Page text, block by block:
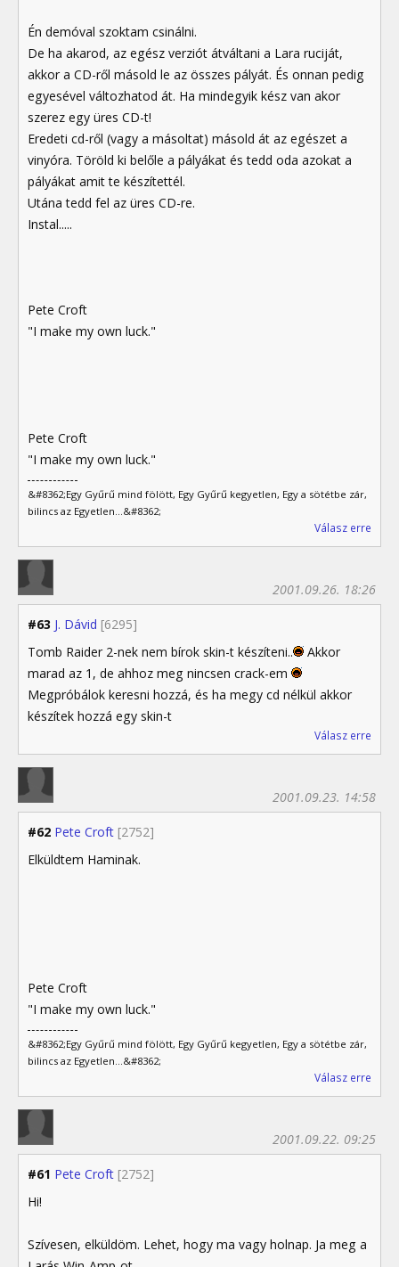
Én demóval szoktam csinálni.
De ha akarod, az egész verziót átváltani a Lara ruciját,
akkor a CD-ről másold le az összes pályát. És onnan pedig
egyesével változhatod át. Ha mindegyik kész van akor
szerez egy üres CD-t!
Eredeti cd-ről (vagy a másoltat) másold át az egészet a
vinyóra. Töröld ki belőle a pályákat és tedd oda azokat a
pályákat amit te készítettél.
Utána tedd fel az üres CD-re.
Instal.....
Pete Croft
"I make my own luck."
Pete Croft
"I make my own luck."
&#8362;Egy Gyűrű mind fölött, Egy Gyűrű kegyetlen, Egy a sötétbe zár,
bilincs az Egyetlen...&#8362;
Válasz erre
#63 J. Dávid [6295]
2001.09.26. 18:26
Tomb Raider 2-nek nem bírok skin-t készíteni..
Akkor
marad az 1, de ahhoz meg nincsen crack-em
Megpróbálok keresni hozzá, és ha megy cd nélkül akkor
készítek hozzá egy skin-t
Válasz erre
#62 Pete Croft [2752]
2001.09.23. 14:58
Elküldtem Haminak.
Pete Croft
"I make my own luck."
&#8362;Egy Gyűrű mind fölött, Egy Gyűrű kegyetlen, Egy a sötétbe zár,
bilincs az Egyetlen...&#8362;
Válasz erre
#61 Pete Croft [2752]
2001.09.22. 09:25
Hi!
Szívesen, elküldöm. Lehet, hogy ma vagy holnap. Ja meg a